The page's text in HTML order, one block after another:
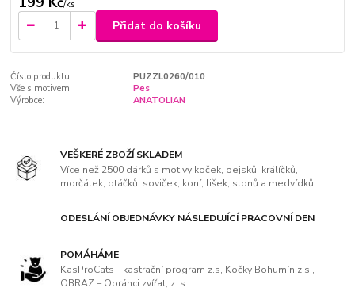
/ks
Přidat do košíku
Číslo produktu:
PUZZL0260/010
Vše s motivem:
Pes
Výrobce:
ANATOLIAN
VEŠKERÉ ZBOŽÍ SKLADEM
Více než 2500 dárků s motivy koček, pejsků, králíčků,
morčátek, ptáčků, soviček, koní, lišek, slonů a medvídků.
ODESLÁNÍ OBJEDNÁVKY NÁSLEDUJÍCÍ PRACOVNÍ DEN
POMÁHÁME
KasProCats - kastrační program z.s, Kočky Bohumín z.s.,
OBRAZ – Obránci zvířat, z. s